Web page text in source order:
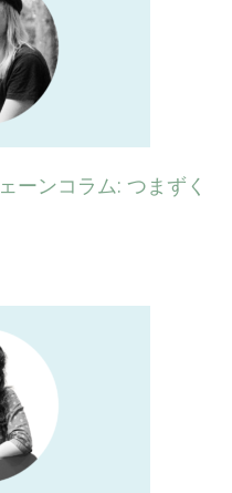
ーンコラム: つまずく